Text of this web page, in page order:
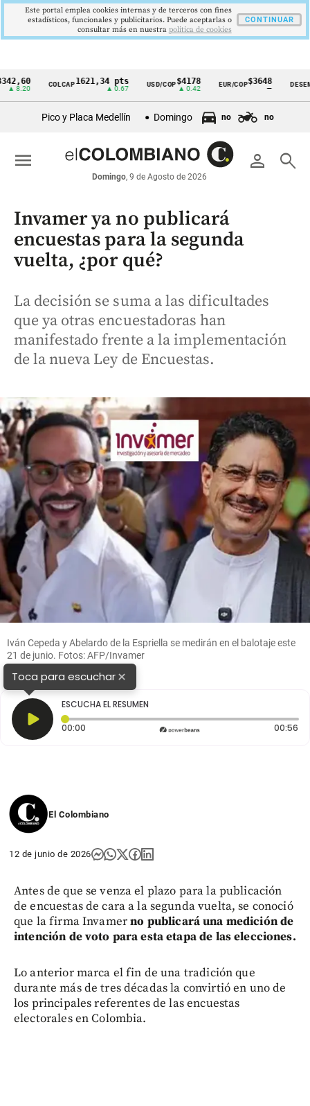
Cintillo
económicos
Colombia
COLCAP1621,34 pts USD/COP$4178
▲ 0.42
EUR/COP$3648
—
DESEMPLEO
Pico y Placa Medellín Domingo no no
person search
Domingo, 9 de Agosto de 2026
menu
Invamer ya no publicará
encuestas para la segunda
vuelta, ¿por qué?
La decisión se suma a las dificultades
que ya otras encuestadoras han
manifestado frente a la implementación
de la nueva Ley de Encuestas.
Iván Cepeda y Abelardo de la Espriella se medirán en el balotaje este
21 de junio. Fotos: AFP/Invamer
Toca para escuchar×
ESCUCHA EL RESUMEN
00:00 Tiempo transcurrido: 0 segundos 00:56
El Colombiano
12 de junio de 2026
Antes de que se venza el plazo para la publicación
de encuestas de cara a la segunda vuelta, se conoció
que la firma Invamerno publicará una medición de
intención de voto para esta etapa de las elecciones.
Lo anterior marca el fin de una tradición que
durante más de tres décadas la convirtió en uno de
los principales referentes de las encuestas
electorales en Colombia.
Este portal emplea cookies internas y de terceros con fines
estadísticos, funcionales y publicitarios. Puede aceptarlas o
consultar más en nuestra politica de cookies
CONTINUAR